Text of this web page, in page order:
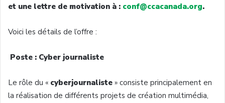
et une lettre de motivation à : conf@ccacanada.org.
Voici les détails de l’offre :
Poste : Cyber journaliste
Le rôle du « cyberjournaliste » consiste principalement en
la réalisation de différents projets de création multimédia,